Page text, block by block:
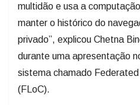
multidão e usa a
manter o histórico do
privado”, explicou Chetna
durante uma apresentação
sistema chamado
(FLoC).